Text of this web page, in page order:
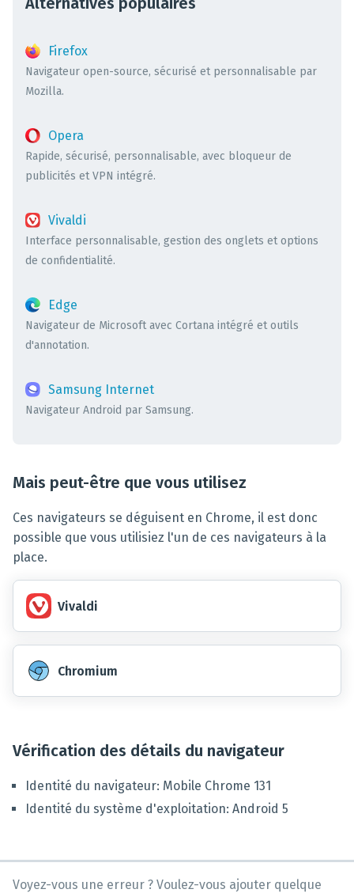
Firefox
Navigateur open-source, sécurisé et personnalisable par
Mozilla.
Opera
Rapide, sécurisé, personnalisable, avec bloqueur de
publicités et VPN intégré.
Vivaldi
Interface personnalisable, gestion des onglets et options
de confidentialité.
Edge
Navigateur de Microsoft avec Cortana intégré et outils
d'annotation.
Samsung Internet
Navigateur Android par Samsung.
Mais peut-être que vous utilisez
Ces navigateurs se déguisent en Chrome, il est donc
possible que vous utilisiez l'un de ces navigateurs à la
place.
Vivaldi
Chromium
Vérification des détails du navigateur
Identité du navigateur: Mobile Chrome 131
Identité du système d'exploitation: Android 5
Voyez-vous une erreur ? Voulez-vous ajouter quelque